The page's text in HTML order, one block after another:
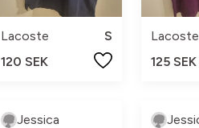
Lacoste
S
120 SEK
Lacoste
125 SEK
Jessica